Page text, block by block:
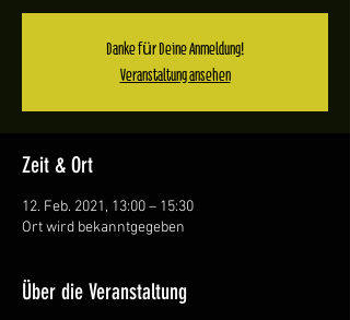
Danke für Deine Anmeldung!
Veranstaltung ansehen
Zeit & Ort
12. Feb. 2021, 13:00 – 15:30
Ort wird bekanntgegeben
Über die Veranstaltung